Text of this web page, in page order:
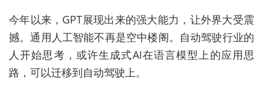
今年以来，GPT展现出来的强大能力，让外界大受震
撼。通用人工智能不再是空中楼阁。自动驾驶行业的
人开始思考，或许生成式AI在语言模型上的应用思
路，可以迁移到自动驾驶上。